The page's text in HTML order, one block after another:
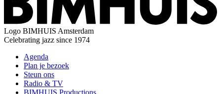
Logo BIMHUIS Amsterdam
Celebrating jazz since 1974
Agenda
Plan je bezoek
Steun ons
Radio & TV